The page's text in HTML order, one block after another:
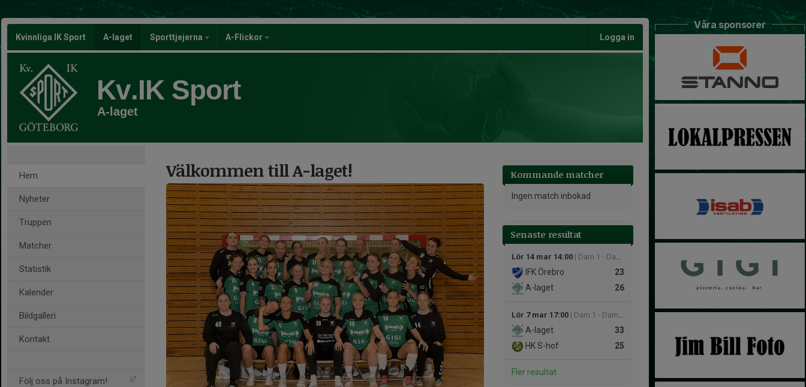
Kvinnliga IK Sport A-laget Sporttjejerna A-Flickor Logga in
Kv.IK Sport
A-laget
Hem
Nyheter
Truppen
Matcher
Statistik
Kalender
Bildgalleri
Kontakt
Följ oss på Instagram!
Kommande matcher
Ingen match inbokad
Senaste resultat
Lör 14 mar 14:00 | Dam 1 - Dam 1 södra
23
IFK Örebro
26
A-laget
Lör 7 mar 17:00 | Dam 1 - Dam 1 södra
33
A-laget
25
HK S-hof
Fler resultat
Välkommen till A-laget!
Våra sponsorer